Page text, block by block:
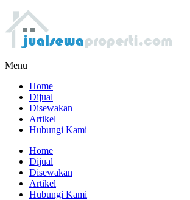
Menu
Home
Dijual
Disewakan
Artikel
Hubungi Kami
Home
Dijual
Disewakan
Artikel
Hubungi Kami